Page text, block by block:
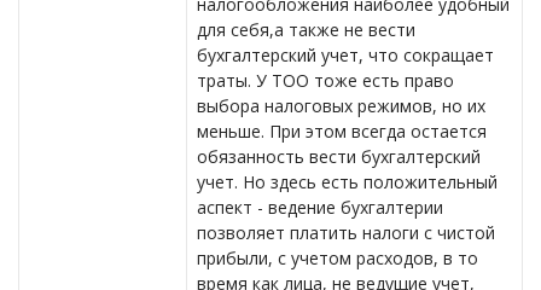
для себя,а также не вести
бухгалтерский учет, что сокращает
траты. У ТОО тоже есть право
выбора налоговых режимов, но их
меньше. При этом всегда остается
обязанность вести бухгалтерский
учет. Но здесь есть положительный
аспект - ведение бухгалтерии
позволяет платить налоги с чистой
прибыли, с учетом расходов, в то
время как лица, не ведущие учет,